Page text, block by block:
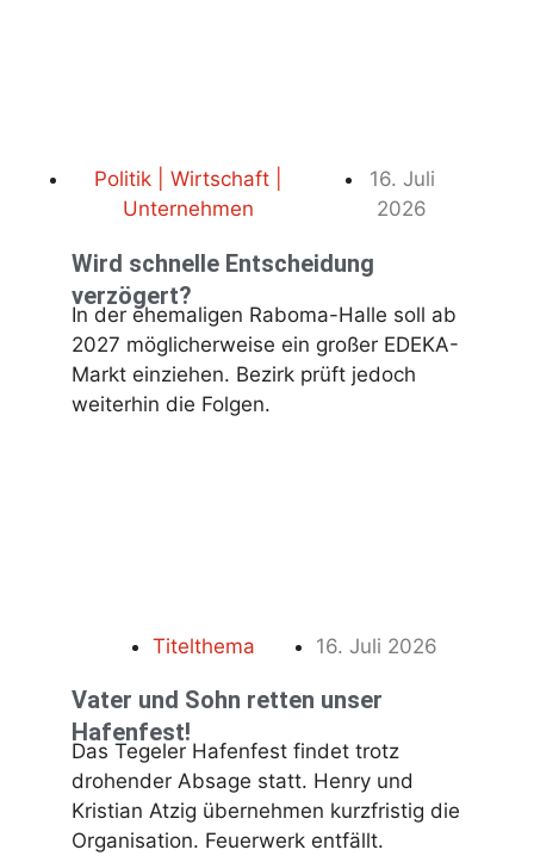
16. Juli
2026
Politik | Wirtschaft |
Unternehmen
Wird schnelle Entscheidung
verzögert?
In der ehemaligen Raboma-Halle soll ab
2027 möglicherweise ein großer EDEKA-
Markt einziehen. Bezirk prüft jedoch
weiterhin die Folgen.
16. Juli 2026
Titelthema
Vater und Sohn retten unser
Hafenfest!
Das Tegeler Hafenfest findet trotz
drohender Absage statt. Henry und
Kristian Atzig übernehmen kurzfristig die
Organisation. Feuerwerk entfällt.